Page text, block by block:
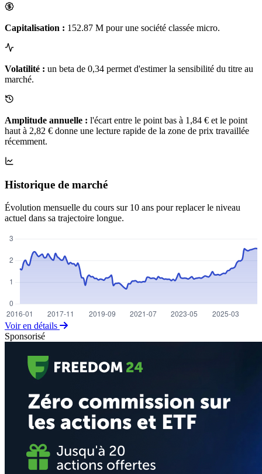
Capitalisation : 152.87 M pour une société classée micro.
Volatilité : un beta de 0,34 permet d'estimer la sensibilité du titre au
marché.
Amplitude annuelle : l'écart entre le point bas à 1,84 € et le point
haut à 2,82 € donne une lecture rapide de la zone de prix travaillée
récemment.
Historique de marché
Évolution mensuelle du cours sur 10 ans pour replacer le niveau
actuel dans sa trajectoire longue.
Voir en détails
Sponsorisé